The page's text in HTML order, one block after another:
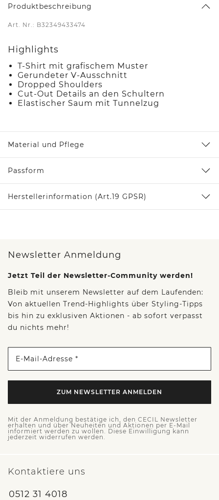
Produktbeschreibung
Art. Nr.: B32349433474
Highlights
T-Shirt mit grafischem Muster
Gerundeter V-Ausschnitt
Dropped Shoulders
Cut-Out Details an den Schultern
Elastischer Saum mit Tunnelzug
Material und Pflege
Passform
Herstellerinformation (Art.19 GPSR)
Newsletter Anmeldung
Jetzt Teil der Newsletter-Community werden!
Bleib mit unserem Newsletter auf dem Laufenden:
Von aktuellen Trend-Highlights über Styling-Tipps
bis hin zu exklusiven Aktionen - ab sofort verpasst
du nichts mehr!
E-Mail-Adresse *
ZUM NEWSLETTER ANMELDEN
Mit der Anmeldung bestätige ich, den CECIL Newsletter
erhalten und über Neuheiten und Aktionen per E-Mail
informiert werden zu wollen. Diese Einwilligung kann
jederzeit widerrufen werden.
Kontaktiere uns
0512 31 4018